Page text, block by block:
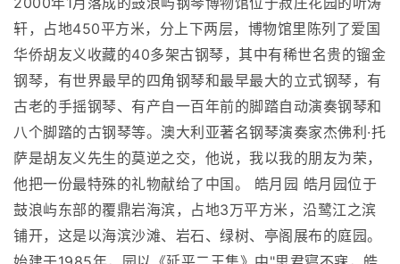
轩，占地450平方米，分上下两层，博物馆里陈列了爱国
华侨胡友义收藏的40多架古钢琴，其中有稀世名贵的镏金
钢琴，有世界最早的四角钢琴和最早最大的立式钢琴，有
古老的手摇钢琴、有产自一百年前的脚踏自动演奏钢琴和
八个脚踏的古钢琴等。澳大利亚著名钢琴演奏家杰佛利·托
萨是胡友义先生的莫逆之交，他说，我以我的朋友为荣，
他把一份最特殊的礼物献给了中国。 皓月园 皓月园位于
鼓浪屿东部的覆鼎岩海滨，占地3万平方米，沿鹭江之滨
铺开，这是以海滨沙滩、岩石、绿树、亭阁展布的庭园。